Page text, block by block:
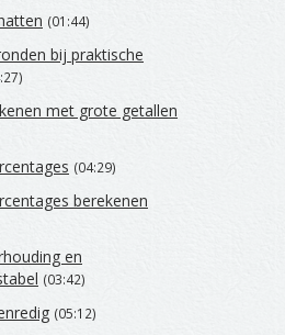
(01:44)
bij praktische
met grote getallen
(04:29)
berekenen
en
(03:42)
(05:12)